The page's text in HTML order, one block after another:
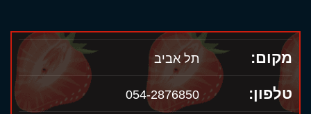
מקום: תל אביב
טלפון: 054-2876850